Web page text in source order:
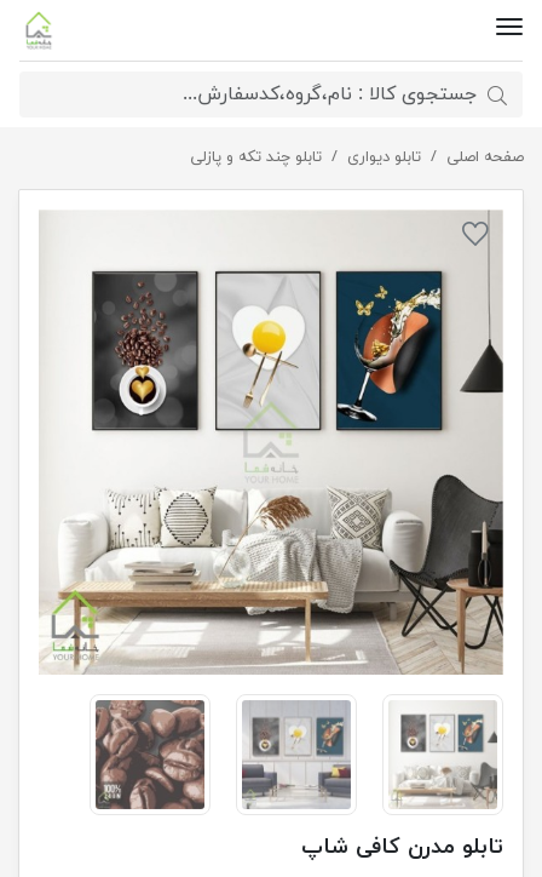
صفحه اصلی تابلو دیواری تابلو چند تکه و پازلی تابلو مدرن کافی شاپ
تابلو مدرن کافی شاپ